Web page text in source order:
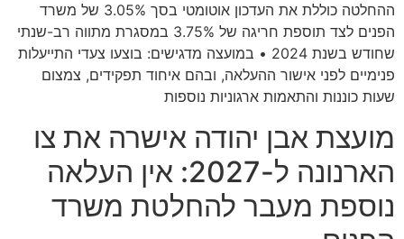
ההחלטה כוללת את העדכון אוטומטי בסך 3.05% של משרד
הפנים לצד תוספת חריגה של 3.75% במסגרת מתווה רב-שנתי
שחודש בשנת 2024 • במועצה מדגישים: בוצעו צעדי התייעלות
פנימיים לפני אישור ההעלאה, ובהם איחוד תפקידים, צמצום
שעות כוננות והתאמות ארגוניות נוספות
מועצת אבן יהודה אישרה את צו
הארנונה ל-2027: אין העלאה
נוספת מעבר להחלטת משרד